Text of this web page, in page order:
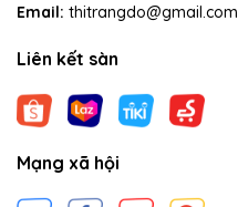
Email: thitrangdo@gmail.com
Liên kết sàn
Mạng xã hội